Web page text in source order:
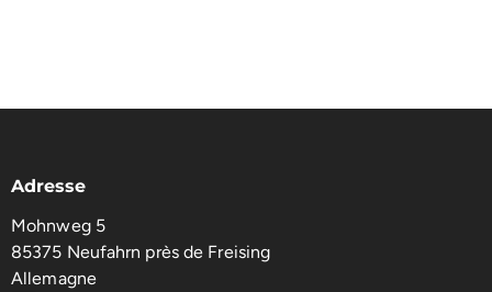
Adresse
Mohnweg 5
85375 Neufahrn près de Freising
Allemagne